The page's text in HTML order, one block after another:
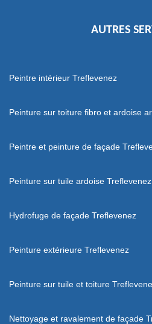
AUTRES
Peintre intérieur Treflevenez
Peinture sur toiture fibro et ardoise
Peintre et peinture de façade
Peinture sur tuile ardoise Treflevenez
Hydrofuge de façade Treflevenez
Peinture extérieure Treflevenez
Peinture sur tuile et toiture
Nettoyage et ravalement de façade